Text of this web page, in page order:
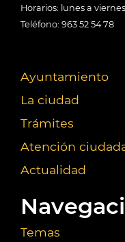
Horarios: lunes a
Teléfono: 963 52 54 78
Ayuntamiento
La ciudad
Trámites
Atención
Actualidad
Temas